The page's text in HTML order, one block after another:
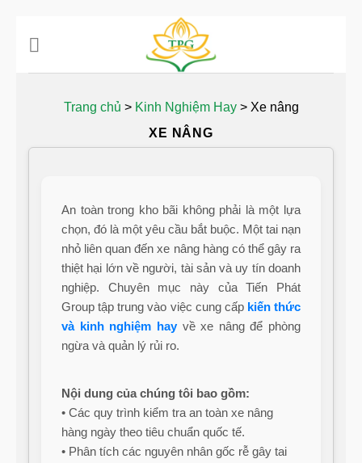
Trang chủ > Kinh Nghiệm Hay> Xe nâng
XE NÂNG
An toàn trong kho bãi không phải là một lựa
chọn, đó là một yêu cầu bắt buộc. Một tai nạn
nhỏ liên quan đến xe nâng hàng có thể gây ra
thiệt hại lớn về người, tài sản và uy tín doanh
nghiệp. Chuyên mục này của Tiến Phát
Group tập trung vào việc cung cấp kiến thức
và kinh nghiệm hayvề xe nâng để phòng
ngừa và quản lý rủi ro.
Nội dung của chúng tôi bao gồm:
• Các quy trình kiểm tra an toàn xe nâng
hàng ngày theo tiêu chuẩn quốc tế.
• Phân tích các nguyên nhân gốc rễ gây tai